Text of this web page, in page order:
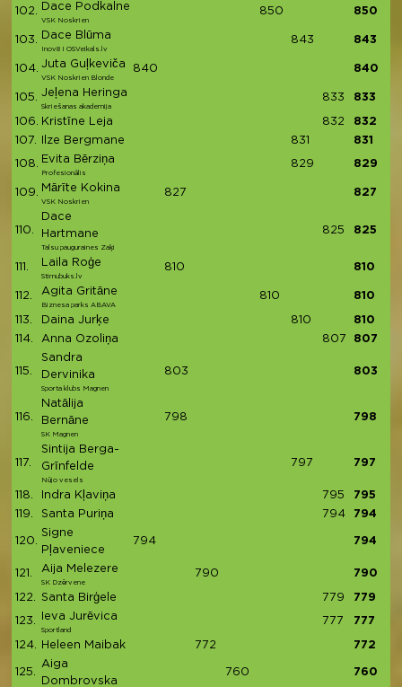
102. Dace Podkalne
VSK Noskrien
850 850
103. Dace Blūma
Inov8 I OSVeikals.lv
843 843
104. Juta Guļkeviča
VSK Noskrien Blonde
840 840
105. Jeļena Heringa
Skriešanas akademija
833 833
106. Kristīne Leja 832
832
107.
Ilze Bergmane 831 831
108. Evita Bērziņa
Profesionālis
829 829
109. Mārīte Kokina
VSK Noskrien
827 827
110.
Dace
Hartmane
Talsu pauguraines Zaķi
825 825
111. Laila Roģe
Stirnubuks.lv
810 810
112. Agita Gritāne
Biznesa parks ABAVA
810 810
113. Daina Jurķe 810
810
114.
Anna Ozoliņa 807 807
115.
Sandra
Dervinika
Sporta klubs Magnen
803 803
116.
Natālija
Bernāne
SK Magnen
798 798
117.
Sintija Berga-
Grīnfelde
Nūjo vesels
797 797
118. Indra Kļaviņa 795
795
119.
Santa Puriņa 794 794
120.
Signe
Pļaveniece
794 794
121. Aija Melezere
SK Dzērvene
790 790
122. Santa Birģele 779 779
123. Ieva Jurēvica
Sportland
777 777
124. Heleen Maibak 772 772
125.
Aiga
Dombrovska
760 760